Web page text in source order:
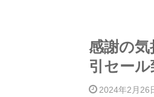
感謝の
引セール
2024年2月26